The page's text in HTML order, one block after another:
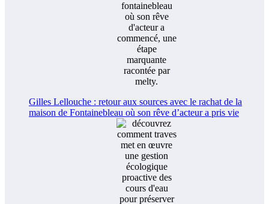
Gilles Lellouche : retour aux sources avec le rachat de la
maison de Fontainebleau où son rêve d’acteur a pris vie